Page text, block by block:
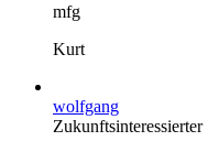
mfg
Kurt
wolfgang
Zukunftsinteressierter